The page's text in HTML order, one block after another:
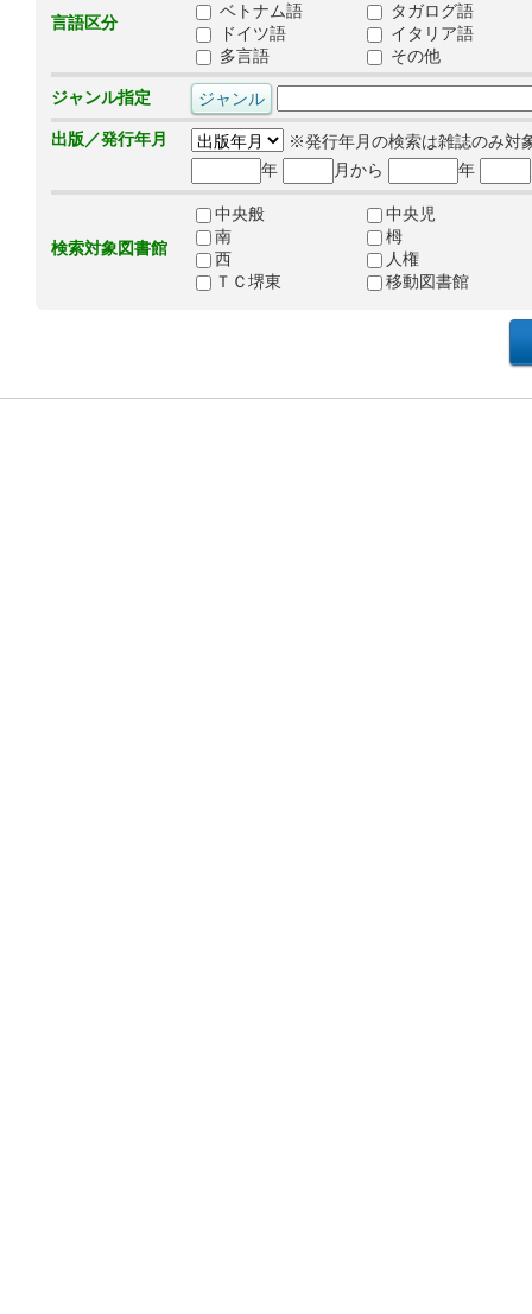
言語区分
ベトナム語
タガログ語
ドイツ語
イタリア語
多言語
その他
ジャンル指定
出版／発行年月
※発行年月の検索は雑誌のみ対
年
月から 年
検索対象図書館
中央般
中央児
南
栂
西
人権
ＴＣ堺東
移動図書館